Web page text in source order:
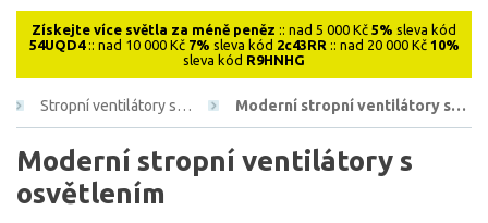
Získejte více světla za méně peněz :: nad 5 000 Kč 5% sleva kód
54UQD4:: nad 10 000 Kč 7% sleva kód 2c43RR :: nad 20 000 Kč 10%
sleva kód R9HNHG
Stropní ventilátory s… Moderní stropní ventilátory s…
Moderní stropní ventilátory s
osvětlením